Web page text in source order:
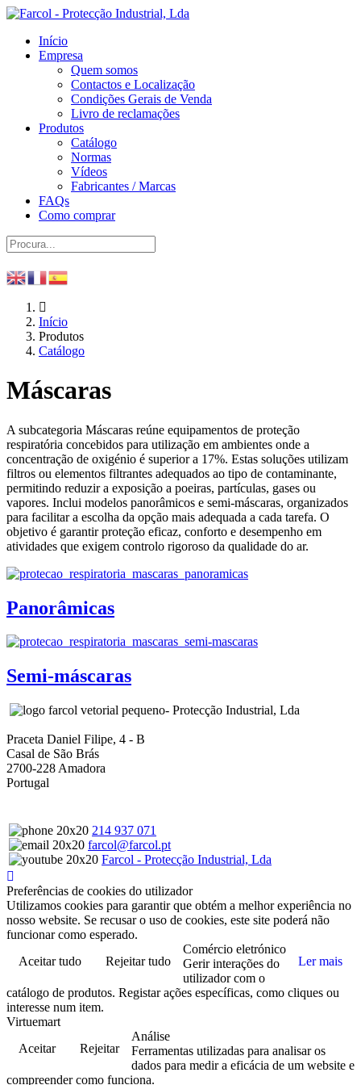
Início
Empresa
Quem somos
Contactos e Localização
Condições Gerais de Venda
Livro de reclamações
Produtos
Catálogo
Normas
Vídeos
Fabricantes / Marcas
FAQs
Como comprar
Início
Produtos
Catálogo
Máscaras
A subcategoria Máscaras reúne equipamentos de proteção
respiratória concebidos para utilização em ambientes onde a
concentração de oxigénio é superior a 17%. Estas soluções utilizam
filtros ou elementos filtrantes adequados ao tipo de contaminante,
permitindo reduzir a exposição a poeiras, partículas, gases ou
vapores. Inclui modelos panorâmicos e semi‑máscaras, organizados
para facilitar a escolha da opção mais adequada a cada tarefa. O
objetivo é garantir proteção eficaz, conforto e desempenho em
atividades que exigem controlo rigoroso da qualidade do ar.
Panorâmicas
Semi-máscaras
- Protecção Industrial, Lda
Praceta Daniel Filipe, 4 - B
Casal de São Brás
2700-228 Amadora
Portugal
214 937 071
farcol@farcol.pt
Farcol - Protecção Industrial, Lda
Preferências de cookies do utilizador
Utilizamos cookies para garantir que obtém a melhor experiência no
nosso website. Se recusar o uso de cookies, este site poderá não
funcionar como esperado.
Aceitar tudo
Rejeitar tudo Ler mais
Comércio eletrónico
Gerir interações do
utilizador com o
catálogo de produtos. Registar ações específicas, como cliques ou
interesse num item.
Virtuemart
Aceitar
Rejeitar
Análise
Ferramentas utilizadas para analisar os
dados para medir a eficácia de um website e
compreender como funciona.